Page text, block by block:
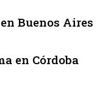
Buenos Aires
en Córdoba